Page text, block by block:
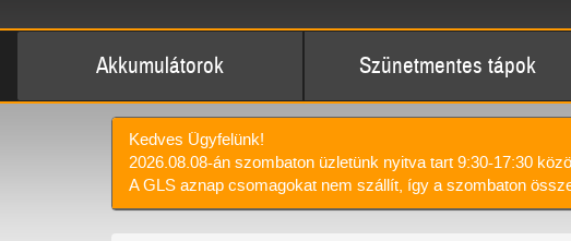
Akkumulátorok Szünetmentes tápok
Kedves Ügyfelünk!
2026.08.08-án szombaton üzletünk nyitva tart 9:30-17:30
A GLS aznap csomagokat nem szállít, így a szombaton